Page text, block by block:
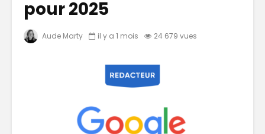
pour 2025
Aude Marty il y a 1 mois 24 679 vues